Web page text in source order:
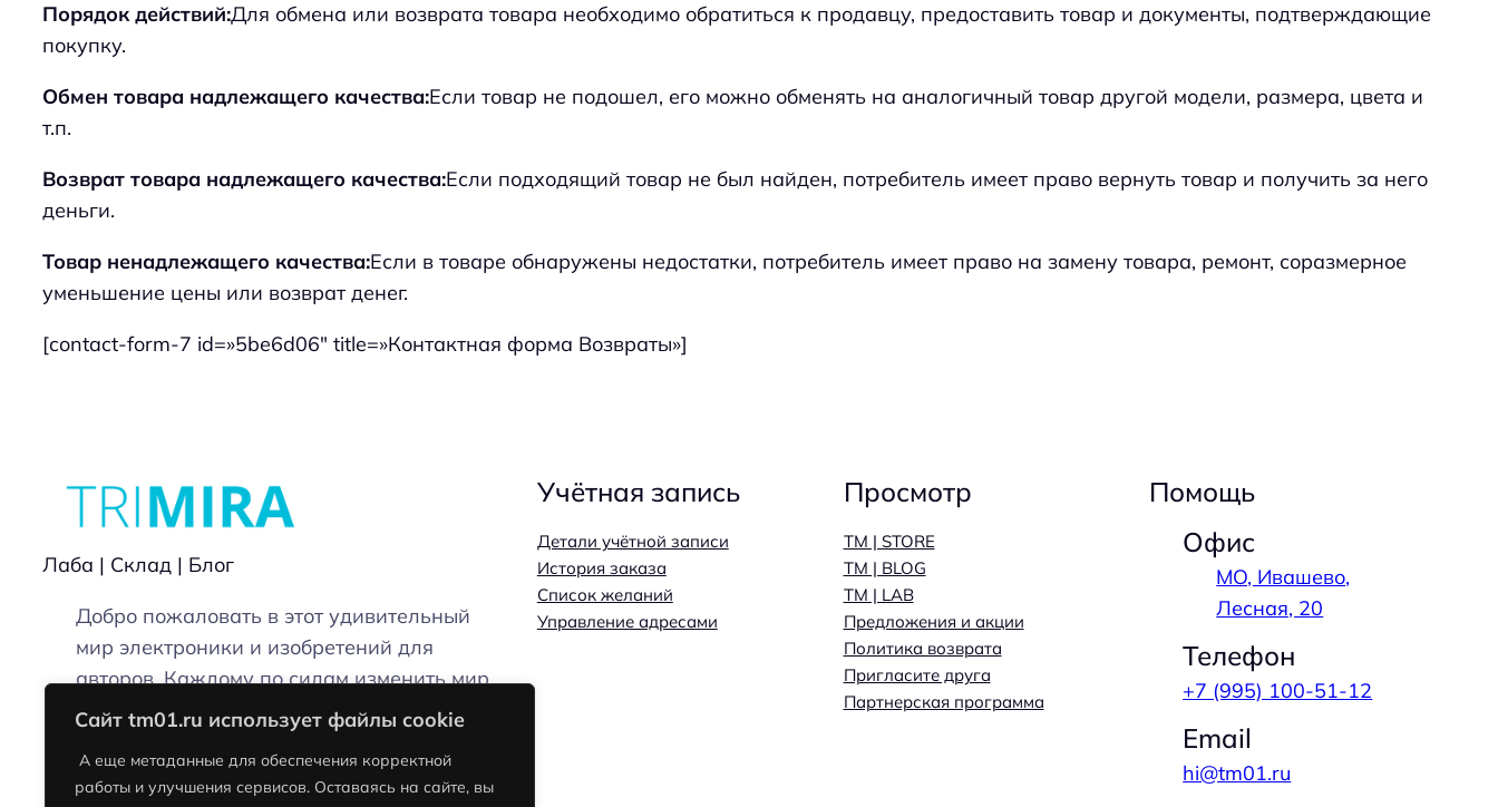
Сайт tm01.ru использует файлы cookie
А еще метаданные для обеспечения корректной
работы и улучшения сервисов. Оставаясь на сайте, вы
Порядок действий:Для обмена или возврата товара необходимо обратиться к продавцу, предоставить товар и документы, подтверждающие
покупку.
Обмен товара надлежащего качества:Если товар не подошел, его можно обменять на аналогичный товар другой модели, размера, цвета и
т.п.
Возврат товара надлежащего качества:Если подходящий товар не был найден, потребитель имеет право вернуть товар и получить за него
деньги.
Товар ненадлежащего качества:Если в товаре обнаружены недостатки, потребитель имеет право на замену товара, ремонт, соразмерное
уменьшение цены или возврат денег.
[contact-form-7 id=»5be6d06″ title=»Контактная форма Возвраты»]
Лаба | Склад | Блог
Добро пожаловать в этот удивительный
мир электроники и изобретений для
авторов. Каждому по силам изменить мир
вокруг себя )
Учётная запись
Детали учётной записи
История заказа
Список желаний
Управление адресами
Просмотр
TM | STORE
TM | BLOG
TM | LAB
Предложения и акции
Политика возврата
Пригласите друга
Партнерская программа
Помощь
Офис
МО, Ивашево,
Лесная, 20
Телефон
+7 (995) 100-51-12
Email
hi@tm01.ru